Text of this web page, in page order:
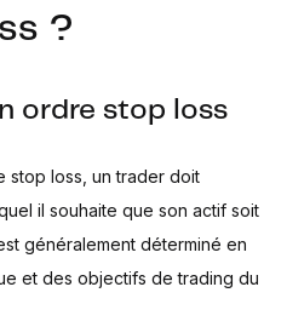
?
ordre stop loss
stop loss, un trader doit
il souhaite que son actif soit
généralement déterminé en
et des objectifs de trading du